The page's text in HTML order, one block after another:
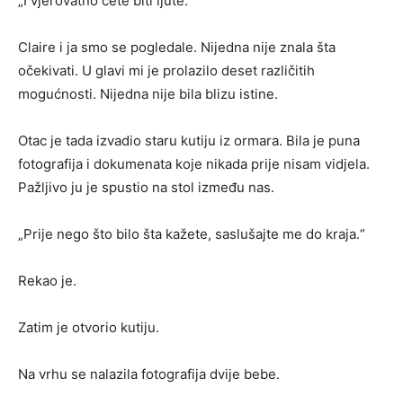
Claire i ja smo se pogledale. Nijedna nije znala šta
očekivati. U glavi mi je prolazilo deset različitih
mogućnosti. Nijedna nije bila blizu istine.
Otac je tada izvadio staru kutiju iz ormara. Bila je puna
fotografija i dokumenata koje nikada prije nisam vidjela.
Pažljivo ju je spustio na stol između nas.
„Prije nego što bilo šta kažete, saslušajte me do kraja.“
Rekao je.
Zatim je otvorio kutiju.
Na vrhu se nalazila fotografija dvije bebe.